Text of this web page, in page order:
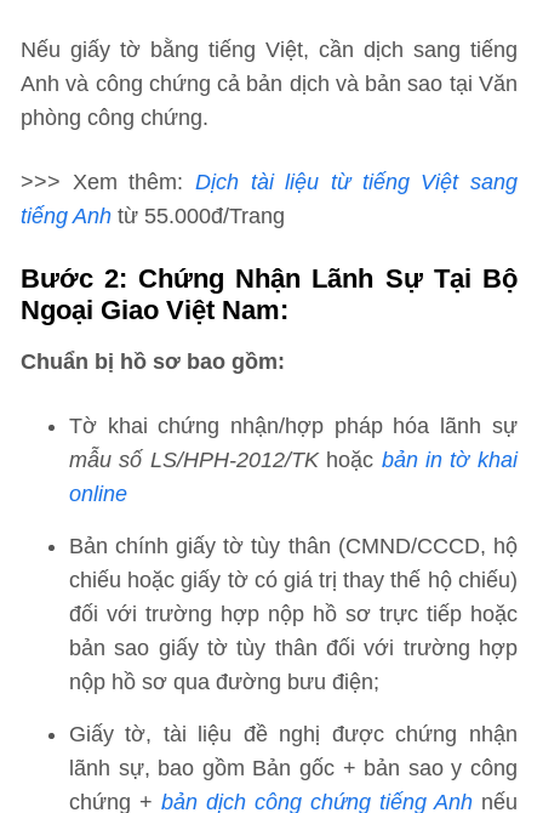
Nếu giấy tờ bằng tiếng Việt, cần dịch sang tiếng
Anh và công chứng cả bản dịch và bản sao tại Văn
phòng công chứng.
>>> Xem thêm: Dịch tài liệu từ tiếng Việt sang
tiếng Anh từ 55.000đ/Trang
Bước 2: Chứng Nhận Lãnh Sự Tại Bộ
Ngoại Giao Việt Nam:
Chuẩn bị hồ sơ bao gồm:
Tờ khai chứng nhận/hợp pháp hóa lãnh sự
mẫu số LS/HPH-2012/TKhoặc bản in tờ khai
online
Bản chính giấy tờ tùy thân (CMND/CCCD, hộ
chiếu hoặc giấy tờ có giá trị thay thế hộ chiếu)
đối với trường hợp nộp hồ sơ trực tiếp hoặc
bản sao giấy tờ tùy thân đối với trường hợp
nộp hồ sơ qua đường bưu điện;
Giấy tờ, tài liệu đề nghị được chứng nhận
lãnh sự, bao gồm Bản gốc + bản sao y công
chứng + bản dịch công chứng tiếng Anhnếu